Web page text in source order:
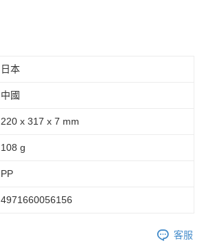
日本
中國
220 x 317 x 7 mm
108 g
PP
4971660056156
客服